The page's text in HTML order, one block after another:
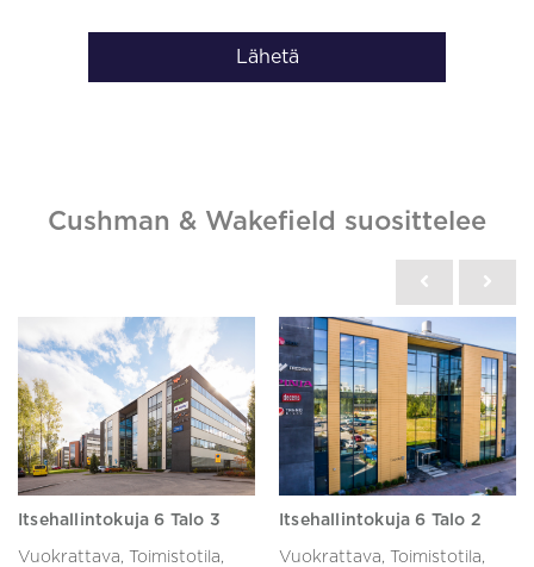
Lähetä
Cushman & Wakefield suosittelee
Itsehallintokuja 6 Talo 3
Vuokrattava, Toimistotila,
Itsehallintokuja 6 Talo 2
Vuokrattava, Toimistotila,